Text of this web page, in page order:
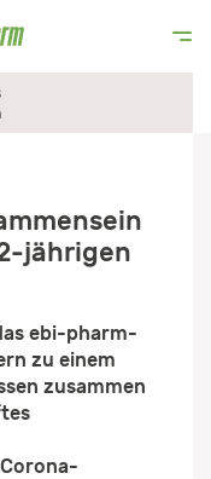
jährigen
ebi-pharm-
zu einem
zusammen